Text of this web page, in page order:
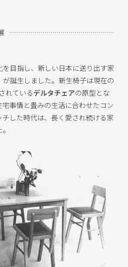
目指し、新しい日本に送り出す家
誕生しました。新生椅子は現在の
れているデルタチェアの原型とな
事情と畳みの生活に合わせたコン
した時代は、長く愛され続ける家